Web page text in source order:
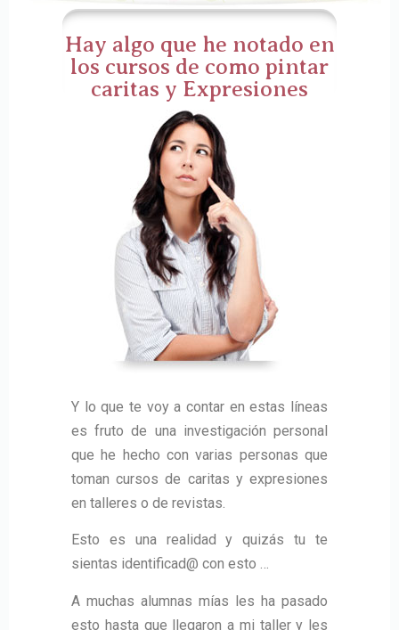
Hay algo que he notado en
los cursos de como pintar
caritas y Expresiones
Y lo que te voy a contar en estas líneas
es fruto de una investigación personal
que he hecho con varias personas que
toman cursos de caritas y expresiones
en talleres o de revistas.
Esto es una realidad y quizás tu te
sientas identificad@ con esto …
A muchas alumnas mías les ha pasado
esto hasta que llegaron a mi taller y les